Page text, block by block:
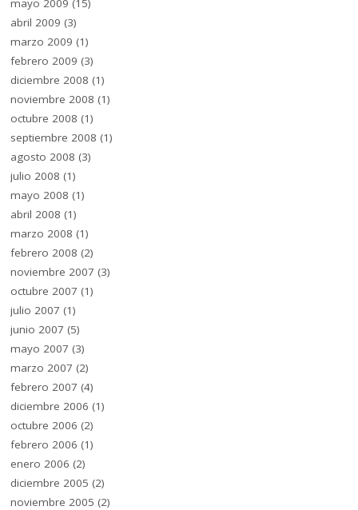
mayo 2009 (15)
abril 2009 (3)
marzo 2009 (1)
febrero 2009 (3)
diciembre 2008 (1)
noviembre 2008 (1)
octubre 2008 (1)
septiembre 2008 (1)
agosto 2008 (3)
julio 2008 (1)
mayo 2008 (1)
abril 2008 (1)
marzo 2008 (1)
febrero 2008 (2)
noviembre 2007 (3)
octubre 2007 (1)
julio 2007 (1)
junio 2007 (5)
mayo 2007 (3)
marzo 2007 (2)
febrero 2007 (4)
diciembre 2006 (1)
octubre 2006 (2)
febrero 2006 (1)
enero 2006 (2)
diciembre 2005 (2)
noviembre 2005 (2)